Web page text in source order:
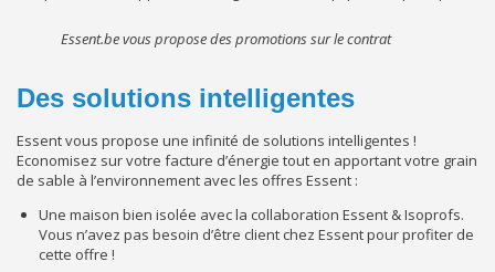
Essent.be vous propose des promotions sur le contrat
Des solutions intelligentes
Essent vous propose une infinité de solutions intelligentes !
Economisez sur votre facture d’énergie tout en apportant votre grain
de sable à l’environnement avec les offres Essent :
Une maison bien isolée avec la collaboration Essent & Isoprofs.
Vous n’avez pas besoin d’être client chez Essent pour profiter de
cette offre !